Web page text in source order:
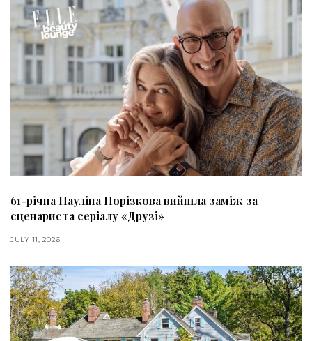
61-річна Пауліна Порізкова вийшла заміж за
сценариста серіалу «Друзі»
JULY 11, 2026